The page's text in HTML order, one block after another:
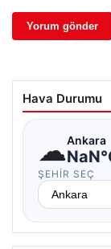
Hava Durumu
☁Ankara
ŞEHIR SEÇ